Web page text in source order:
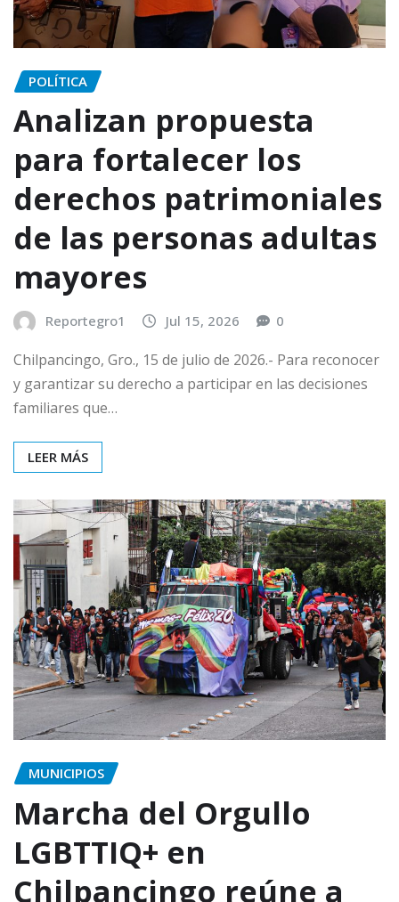
POLÍTICA
Analizan propuesta
para fortalecer los
derechos patrimoniales
de las personas adultas
mayores
Reportegro1 Jul 15, 2026 0
Chilpancingo, Gro., 15 de julio de 2026.- Para reconocer
y garantizar su derecho a participar en las decisiones
familiares que…
LEER MÁS
MUNICIPIOS
Marcha del Orgullo
LGBTTIQ+ en
Chilpancingo reúne a